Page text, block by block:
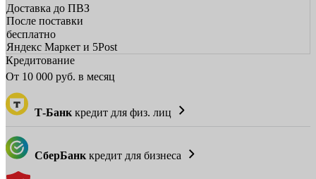
Доставка до ПВЗ
После поставки
бесплатно
Яндекс Маркет и 5Post
Кредитование
От 10 000 руб. в месяц
Т-Банк кредит для физ. лиц
СберБанк кредит для бизнеса